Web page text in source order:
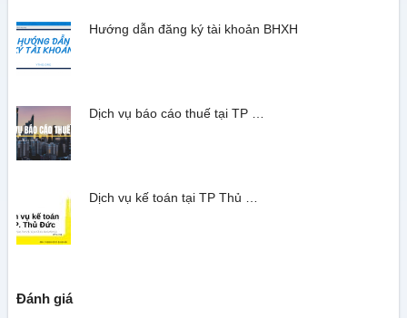
Hướng dẫn đăng ký tài khoản BHXH
Dịch vụ báo cáo thuế tại TP …
Dịch vụ kế toán tại TP Thủ …
Đánh giá